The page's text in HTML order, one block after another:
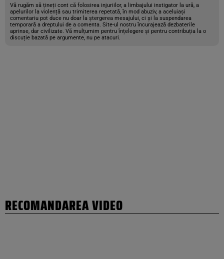
Vă rugăm să țineți cont că folosirea injuriilor, a limbajului instigator la ură, a
apelurilor la violență sau trimiterea repetată, în mod abuziv, a aceluiași
comentariu pot duce nu doar la ștergerea mesajului, ci și la suspendarea
temporară a dreptului de a comenta. Site-ul nostru încurajează dezbaterile
aprinse, dar civilizate. Vă mulțumim pentru înțelegere și pentru contribuția la o
discuție bazată pe argumente, nu pe atacuri.
RECOMANDAREA VIDEO